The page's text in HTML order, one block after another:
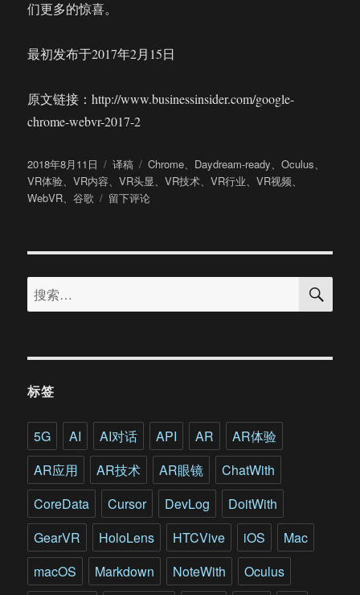
们更多的惊喜。
最初发布于2017年2月15日
原文链接：http://www.businessinsider.com/google-
chrome-webvr-2017-2
发
布
于
2018年8月11日
分
类
译稿
标
签
Chrome、 Daydream-ready、Oculus、
VR体验、VR内容、VR头显、VR技术、VR行业、VR视频、
WebVR、谷歌
于
VR
业?
歌
胜
任
留下评论
搜
索：
搜
标签
5G AI AI对话 API AR
AR体验
AR应用
AR技术 AR眼镜
ChatWith
CoreData
Cursor DevLog
DoitWith
GearVR
HoloLens HTCVive iOS
Mac
macOS
Markdown NoteWith
Oculus